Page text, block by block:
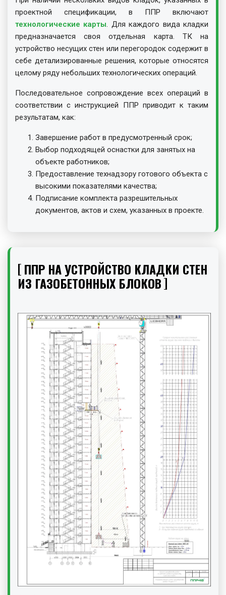
проектной спецификации, в ППР включают
технологические карты. Для каждого вида кладки
предназначается своя отдельная карта. ТК на
устройство несущих стен или перегородок содержит в
себе детализированные решения, которые относятся
целому ряду небольших технологических операций.
Последовательное сопровождение всех операций в
соответствии с инструкцией ППР приводит к таким
результатам, как:
Завершение работ в предусмотренный срок;
Выбор подходящей оснастки для занятых на
объекте работников;
Предоставление технадзору готового объекта с
высокими показателями качества;
Подписание комплекта разрешительных
документов, актов и схем, указанных в проекте.
ППР НА УСТРОЙСТВО КЛАДКИ СТЕН
ИЗ ГАЗОБЕТОННЫХ БЛОКОВ